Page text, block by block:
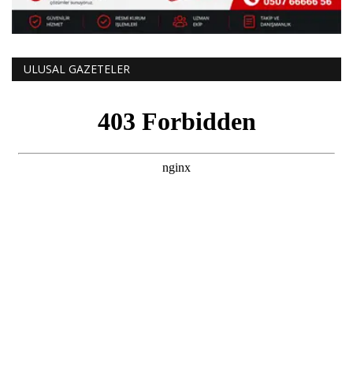
ULUSAL GAZETELER